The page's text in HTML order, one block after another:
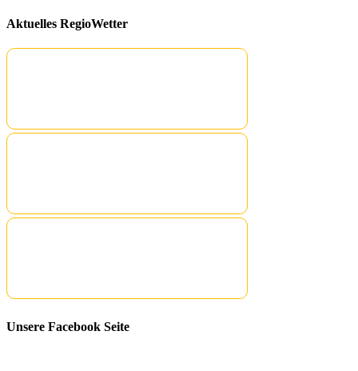
Aktuelles RegioWetter
Unsere Facebook Seite